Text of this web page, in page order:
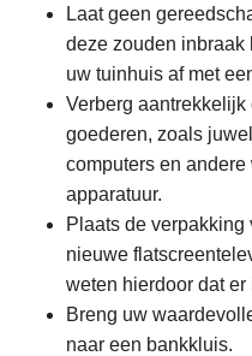
Laat geen
deze zouden
uw tuinhuis af met
Verberg
goederen, zoals
computers en
apparatuur.
Plaats de verpakking
nieuwe
weten hierdoor dat er
Breng uw
naar een bankkluis.